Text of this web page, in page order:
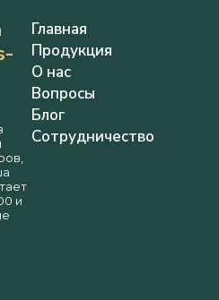
и
Главная
Продукция
О нас
Вопросы
Блог
Сотрудничество